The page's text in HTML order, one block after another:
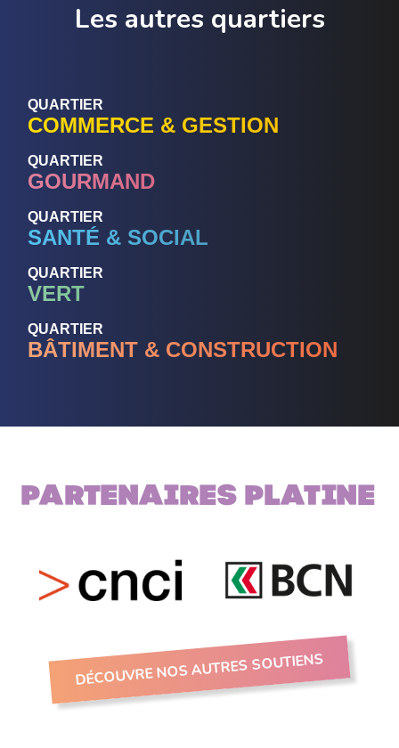
Les autres quartiers
QUARTIER
COMMERCE & GESTION
QUARTIER
GOURMAND
QUARTIER
SANTÉ & SOCIAL
QUARTIER
VERT
QUARTIER
BÂTIMENT & CONSTRUCTION
Partenaires PLATINE
DÉCOUVRE NOS AUTRES SOUTIENS